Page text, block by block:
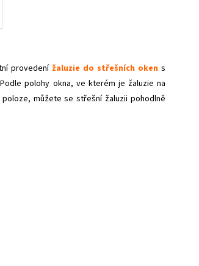
provedení žaluzie do střešních oken s
polohy okna, ve kterém je žaluzie na
můžete se střešní žaluzii pohodlně